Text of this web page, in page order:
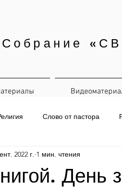
Собрание
Слово от пастора
рассылка
День
2022 г. 1 мин. чтения